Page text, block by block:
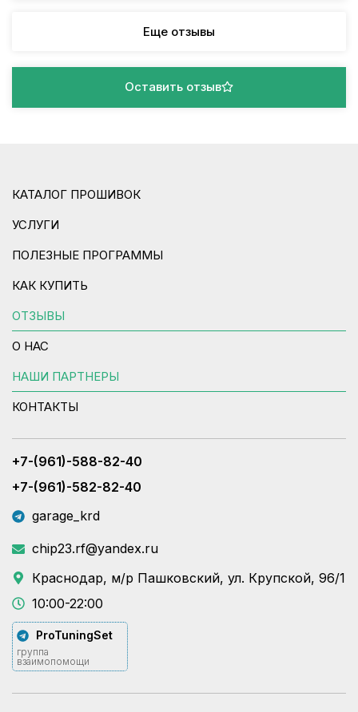
Еще отзывы
Оставить отзыв
КАТАЛОГ ПРОШИВОК
УСЛУГИ
ПОЛЕЗНЫЕ ПРОГРАММЫ
КАК КУПИТЬ
ОТЗЫВЫ
О НАС
НАШИ ПАРТНЕРЫ
КОНТАКТЫ
+7-(961)-588-82-40
+7-(961)-582-82-40
garage_krd
chip23.rf@yandex.ru
Краснодар, м/р Пашковский, ул. Крупской, 96/1
10:00-22:00
ProTuningSet
группа
взаимопомощи